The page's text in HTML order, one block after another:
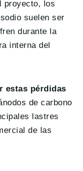
proyecto, los
suelen ser
durante la
interna del
estas pérdidas
de carbono
lastres
de las